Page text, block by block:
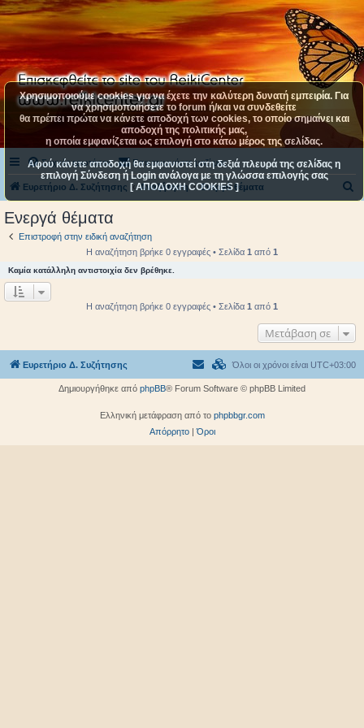
Συχνές ερωτήσεις Επικοινωνήστε μαζί μας
Ευρετήριο Δ. Συζήτησης Αναζήτηση Ενεργά θέματα
η
Ενεργά θέματα
Επιστροφή στην ειδική αναζήτηση
Η αναζήτηση βρήκε 0 εγγραφές • Σελίδα 1 από 1
Καμία κατάλληλη αντιστοιχία δεν βρέθηκε.
Η αναζήτηση βρήκε 0 εγγραφές • Σελίδα 1 από 1
Μετάβαση σε
Χρησιμοποιούμε cookies για να έχετε την καλύτερη δυνατή εμπειρία. Για
να χρησιμοποιήσετε το forum ή/και να συνδεθείτε
θα πρέπει πρώτα να κάνετε αποδοχή των cookies, το οποίο σημαίνει και
αποδοχή της πολιτικής μας,
η οποία εμφανίζεται ως επιλογή στο κάτω μέρος της σελίδας.
Αφού κάνετε αποδοχή θα εμφανιστεί στη δεξιά πλευρά της σελίδας η
επιλογή Σύνδεση ή Login ανάλογα με τη γλώσσα επιλογής σας
[ ΑΠΟΔΟΧΗ COOKIES ]
Ευρετήριο Δ. Συζήτησης Όλοι οι χρόνοι είναι UTC+03:00
Δημιουργήθηκε από phpBB® Forum Software © phpBB Limited
Ελληνική μετάφραση από το phpbbgr.com
Απόρρητο|Όροι